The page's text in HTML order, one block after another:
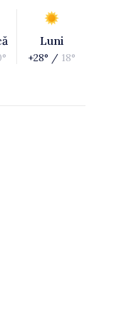
Luni
+28° / 18°